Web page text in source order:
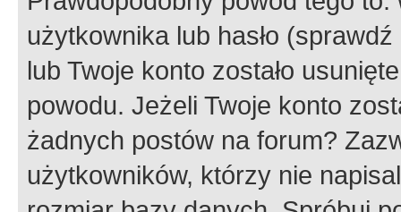
użytkownika lub hasło
lub Twoje konto zostało
powodu. Jeżeli Twoje konto
żadnych postów na forum?
użytkowników, którzy nie